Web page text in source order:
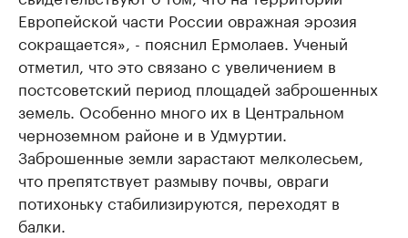
Европейской части России овражная эрозия
сокращается», - пояснил Ермолаев. Ученый
отметил, что это связано с увеличением в
постсоветский период площадей заброшенных
земель. Особенно много их в Центральном
черноземном районе и в Удмуртии.
Заброшенные земли зарастают мелколесьем,
что препятствует размыву почвы, овраги
потихоньку стабилизируются, переходят в
балки.